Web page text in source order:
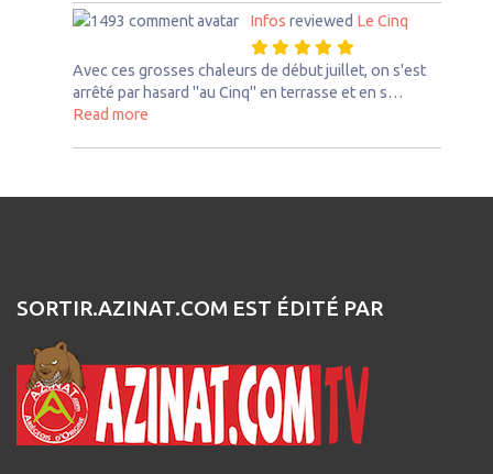
Infos reviewed Le Cinq
Avec ces grosses chaleurs de début juillet, on s'est
arrêté par hasard "au Cinq" en terrasse et en s…
Read moreabout this listing
SORTIR.AZINAT.COM EST ÉDITÉ PAR